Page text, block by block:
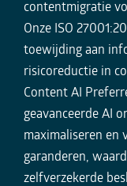
contentmigratie
Onze ISO
toewijding aan
risicoreductie in
Content AI
geavanceerde AI
maximaliseren en
garanderen,
zelfverzekerde